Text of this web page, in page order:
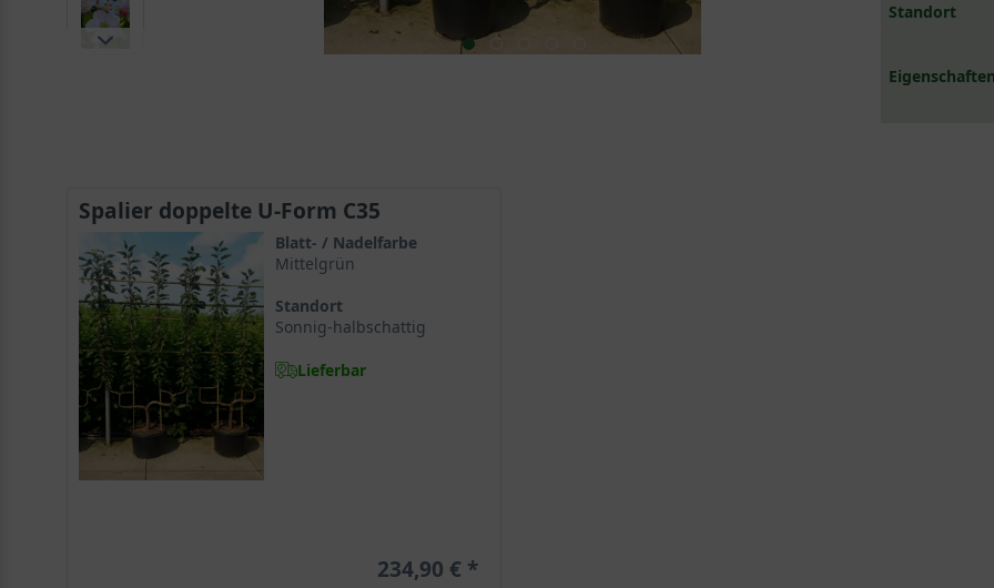
Standort
Spalier doppelte U-Form C35
Blatt- / Nadelfarbe
Mittelgrün
Standort
Sonnig-halbschattig
Lieferbar
234,90 €